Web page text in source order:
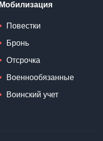
Мобилизация
Повестки
Бронь
Отсрочка
Военнообязанные
Воинский учет